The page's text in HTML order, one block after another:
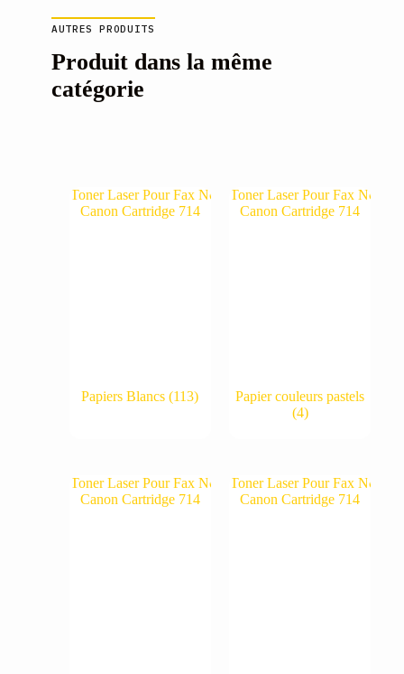
AUTRES PRODUITS
Produit dans la même
catégorie
Papiers Blancs(113)
Papier couleurs pastels
(4)